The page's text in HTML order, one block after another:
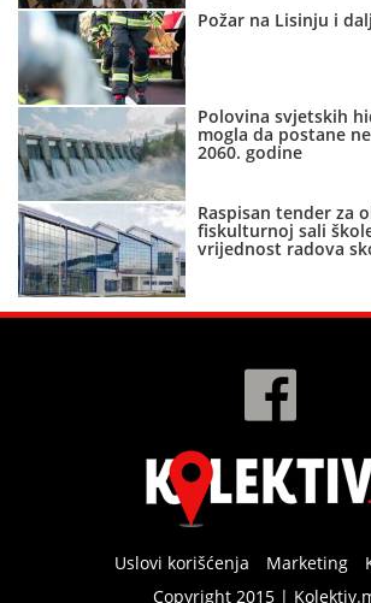
Požar na Lisinju i
Polovina svjetskih
mogla da postane
2060. godine
Raspisan tender za
fiskulturnoj sali
vrijednost radova
Uslovi korišćenja Marketing
Copyright 2015 |